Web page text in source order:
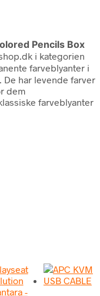
Pencils Box
i kategorien
farveblyanter i
har levende farver
dem
farveblyanter